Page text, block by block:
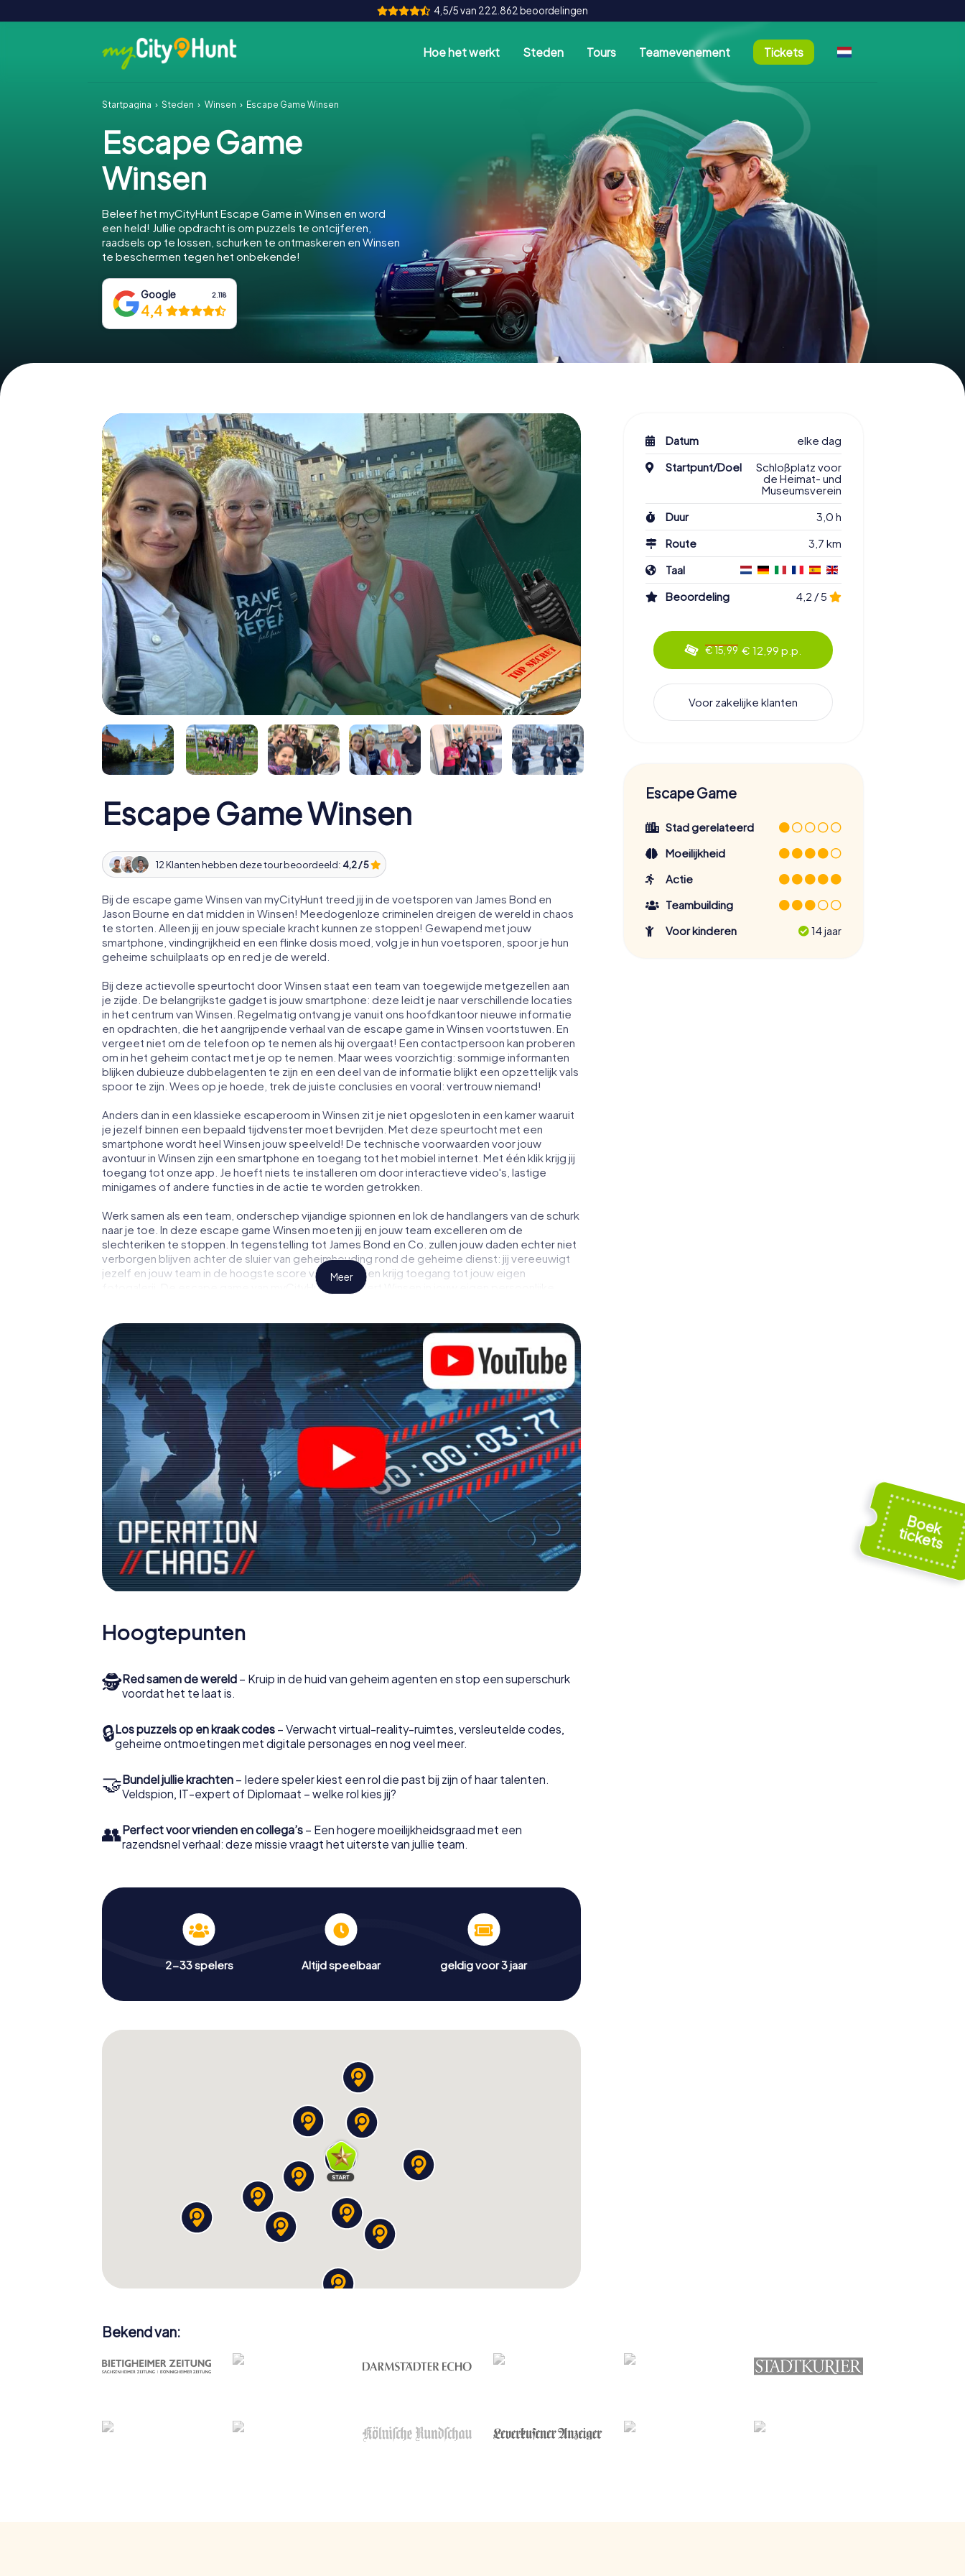
4,5/5 van 222.862 beoordelingen
Hoe het werkt Steden Tours Teamevenement Tickets
Startpagina Steden Winsen Escape Game Winsen
Escape Game
Winsen
Beleef het myCityHunt Escape Game in Winsen en word
een held! Jullie opdracht is om puzzels te ontcijferen,
raadsels op te lossen, schurken te ontmaskeren en Winsen
te beschermen tegen het onbekende!
Google 2.118
4,4
Escape Game Winsen
12 Klanten hebben deze tour beoordeeld: 4,2 / 5
Bij de escape game Winsen van myCityHunt treed jij in de voetsporen van James Bond en
Jason Bourne en dat midden in Winsen! Meedogenloze criminelen dreigen de wereld in chaos
te storten. Alleen jij en jouw speciale kracht kunnen ze stoppen! Gewapend met jouw
smartphone, vindingrijkheid en een flinke dosis moed, volg je in hun voetsporen, spoor je hun
geheime schuilplaats op en red je de wereld.
Bij deze actievolle speurtocht door Winsen staat een team van toegewijde metgezellen aan
je zijde. De belangrijkste gadget is jouw smartphone: deze leidt je naar verschillende locaties
in het centrum van Winsen. Regelmatig ontvang je vanuit ons hoofdkantoor nieuwe informatie
en opdrachten, die het aangrijpende verhaal van de escape game in Winsen voortstuwen. En
vergeet niet om de telefoon op te nemen als hij overgaat! Een contactpersoon kan proberen
om in het geheim contact met je op te nemen. Maar wees voorzichtig: sommige informanten
blijken dubieuze dubbelagenten te zijn en een deel van de informatie blijkt een opzettelijk vals
spoor te zijn. Wees op je hoede, trek de juiste conclusies en vooral: vertrouw niemand!
Anders dan in een klassieke escaperoom in Winsen zit je niet opgesloten in een kamer waaruit
je jezelf binnen een bepaald tijdvenster moet bevrijden. Met deze speurtocht met een
smartphone wordt heel Winsen jouw speelveld! De technische voorwaarden voor jouw
avontuur in Winsen zijn een smartphone en toegang tot het mobiel internet. Met één klik krijg jij
toegang tot onze app. Je hoeft niets te installeren om door interactieve video's, lastige
minigames of andere functies in de actie te worden getrokken.
Werk samen als een team, onderschep vijandige spionnen en lok de handlangers van de schurk
naar je toe. In deze escape game Winsen moeten jij en jouw team excelleren om de
slechteriken te stoppen. In tegenstelling tot James Bond en Co. zullen jouw daden echter niet
verborgen blijven achter de sluier van geheimhouding rond de geheime dienst: jij vereeuwigt
jezelf en jouw team in de hoogste score van Winsen en krijg toegang tot jouw eigen
fotogalerij. De escape game van myCityHunt verandert Winsen in jouw eigen persoonlijke
Meer
Hoogtepunten
🕵Red samen de wereld – Kruip in de huid van geheim agenten en stop een superschurk
voordat het te laat is.
🔒Los puzzels op en kraak codes – Verwacht virtual-reality-ruimtes, versleutelde codes,
geheime ontmoetingen met digitale personages en nog veel meer.
🤝Bundel jullie krachten – Iedere speler kiest een rol die past bij zijn of haar talenten.
Veldspion, IT-expert of Diplomaat – welke rol kies jij?
👥Perfect voor vrienden en collega’s – Een hogere moeilijkheidsgraad met een
razendsnel verhaal: deze missie vraagt het uiterste van jullie team.
2-33 spelers Altijd speelbaar geldig voor 3 jaar
Datum
elke dag
Startpunt/Doel
Schloßplatz voor
de Heimat- und
Museumsverein
Duur
3,0 h
Route
3,7 km
Taal
Beoordeling
4,2 / 5
€ 15,99 € 12,99 p.p.
Voor zakelijke klanten
Escape Game
Stad gerelateerd
Moeilijkheid
Actie
Teambuilding
Voor kinderen
14 jaar
Bekend van: